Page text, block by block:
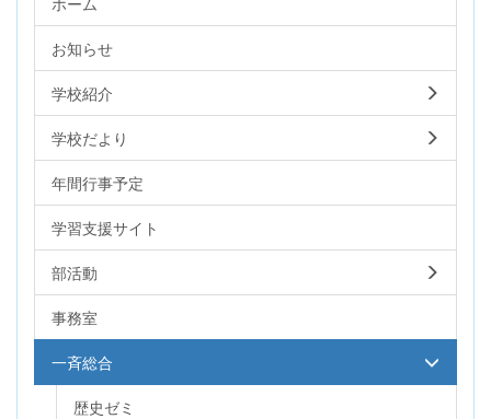
お知らせ
学校紹介
学校だより
年間行事予定
学習支援サイト
部活動
事務室
一斉総合
歴史ゼミ